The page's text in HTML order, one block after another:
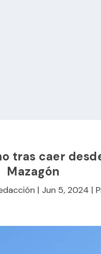
tras caer
Mazagón
| Jun 5, 2024 |